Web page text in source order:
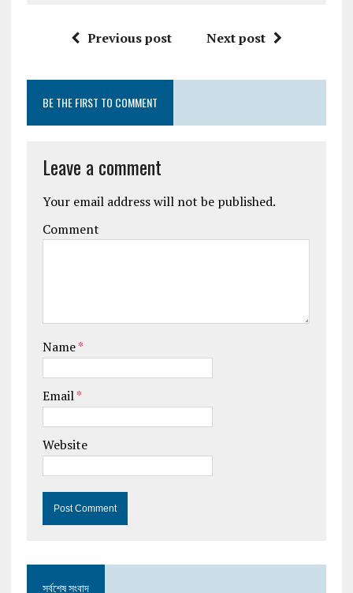
Previous post Next post
BE THE FIRST TO COMMENT
Leave a comment
Your email address will not be published.
Comment
Name*
Email*
Website
সর্বশেষ সংবাদ